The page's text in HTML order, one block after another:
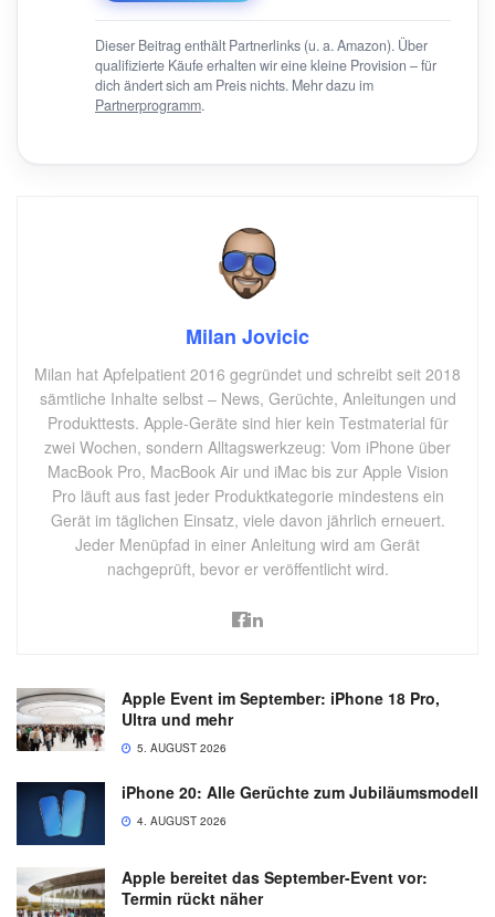
Dieser Beitrag enthält Partnerlinks (u. a. Amazon). Über
qualifizierte Käufe erhalten wir eine kleine Provision – für
dich ändert sich am Preis nichts. Mehr dazu im
Partnerprogramm.
Milan Jovicic
Milan hat Apfelpatient 2016 gegründet und schreibt seit 2018
sämtliche Inhalte selbst – News, Gerüchte, Anleitungen und
Produkttests. Apple-Geräte sind hier kein Testmaterial für
zwei Wochen, sondern Alltagswerkzeug: Vom iPhone über
MacBook Pro, MacBook Air und iMac bis zur Apple Vision
Pro läuft aus fast jeder Produktkategorie mindestens ein
Gerät im täglichen Einsatz, viele davon jährlich erneuert.
Jeder Menüpfad in einer Anleitung wird am Gerät
nachgeprüft, bevor er veröffentlicht wird.
Apple Event im September: iPhone 18 Pro,
Ultra und mehr
5. AUGUST 2026
iPhone 20: Alle Gerüchte zum Jubiläumsmodell
4. AUGUST 2026
Apple bereitet das September-Event vor:
Termin rückt näher